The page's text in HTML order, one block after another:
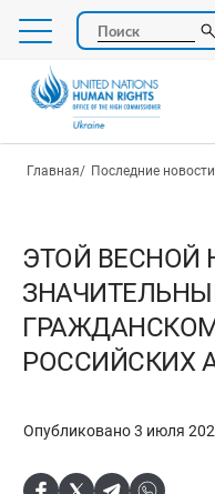
Перейти
основному
содержанию
Поиск
Строка навигации
Главная Последние новости
ЭТОЙ ВЕСНОЙ
РОССИЙСКИХ
Опубликовано 3 июля